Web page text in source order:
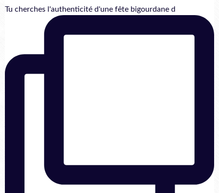
Tu cherches l'authenticité d'une fête bigourdane d